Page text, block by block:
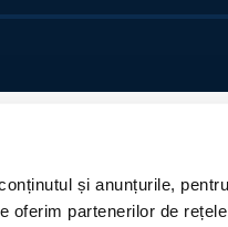
și anunțurile,
oferim partenerilor de